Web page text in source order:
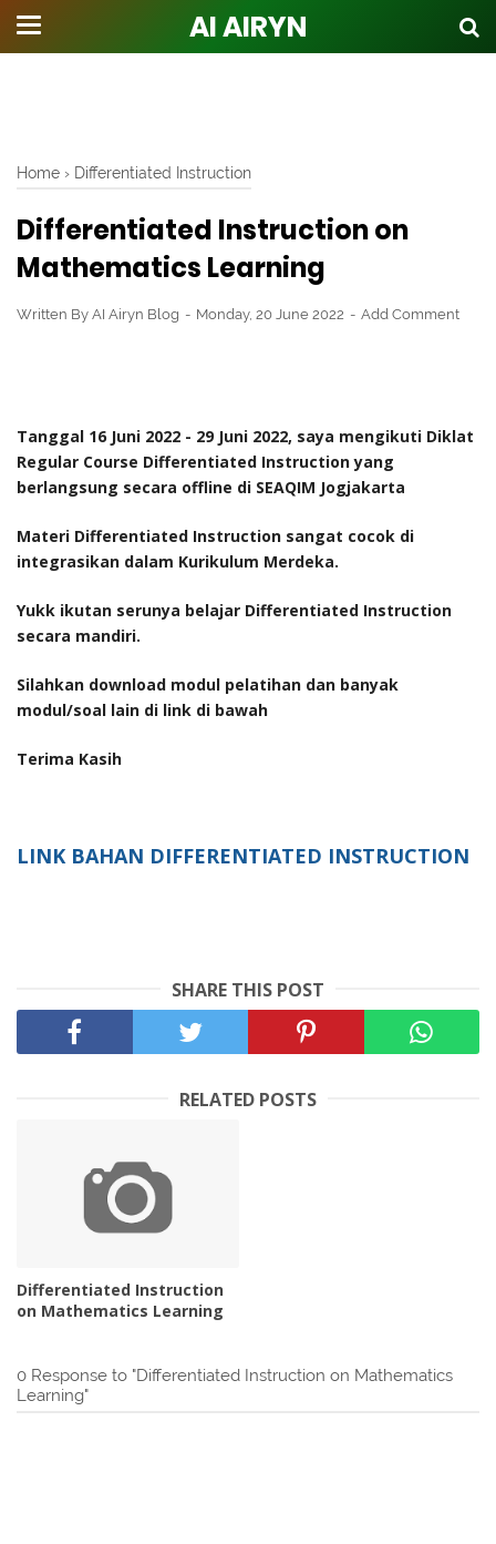
AI AIRYN
Home › Differentiated Instruction
Differentiated Instruction on
Mathematics Learning
Written By AI Airyn Blog Monday, 20 June 2022 Add Comment
Tanggal 16 Juni 2022 - 29 Juni 2022, saya mengikuti Diklat
Regular Course Differentiated Instruction yang
berlangsung secara offline di SEAQIM Jogjakarta
Materi Differentiated Instruction sangat cocok di
integrasikan dalam Kurikulum Merdeka.
Yukk ikutan serunya belajar Differentiated Instruction
secara mandiri.
Silahkan download modul pelatihan dan banyak
modul/soal lain di link di bawah
Terima Kasih
LINK BAHAN DIFFERENTIATED INSTRUCTION
SHARE THIS POST
RELATED POSTS
Differentiated Instruction
on Mathematics Learning
0 Response to "Differentiated Instruction on Mathematics
Learning"